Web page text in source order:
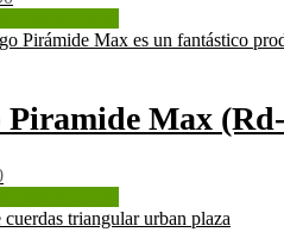
Piramide Max